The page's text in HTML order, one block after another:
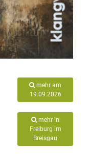
mehr am
19.09.2026
mehr in
Freiburg im
Breisgau